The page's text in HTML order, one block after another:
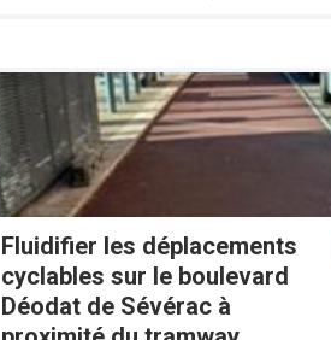
Fluidifier les déplacements
cyclables sur le boulevard
Déodat de Sévérac à